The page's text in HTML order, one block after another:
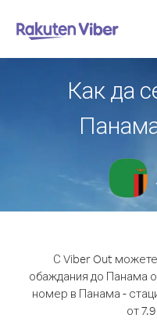
Как да
С Viber Out
обаждания до Панама
номер в Панама -
от